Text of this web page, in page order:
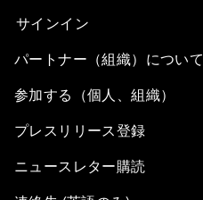
サインイン
パートナー（組織）について
参加する（個人、組織）
プレスリリース登録
ニュースレター購読